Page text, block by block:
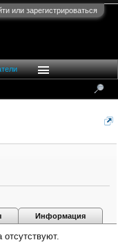
или зарегистрироваться
Информация